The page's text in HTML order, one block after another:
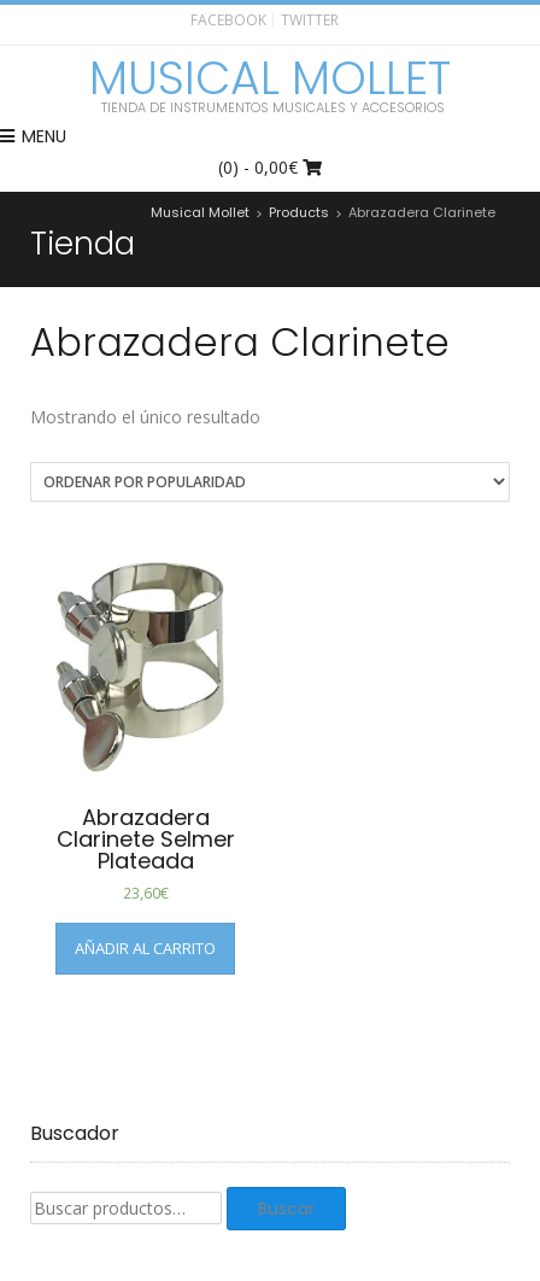
FACEBOOK TWITTER
MUSICAL MOLLET
TIENDA DE INSTRUMENTOS MUSICALES Y ACCESORIOS
MENU
(0) - 0,00€
Tienda
Musical Mollet > Products > Abrazadera Clarinete
Abrazadera Clarinete
Mostrando el único resultado
Abrazadera
Clarinete Selmer
Plateada
23,60€
AÑADIR AL CARRITO
Buscador
Buscar
productos:
Buscar